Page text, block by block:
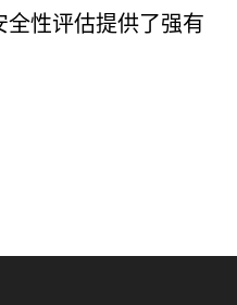
全性评估提供了强有